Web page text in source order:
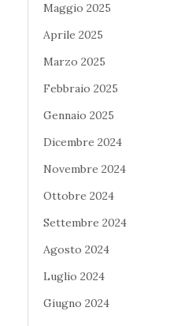
Maggio 2025
Aprile 2025
Marzo 2025
Febbraio 2025
Gennaio 2025
Dicembre 2024
Novembre 2024
Ottobre 2024
Settembre 2024
Agosto 2024
Luglio 2024
Giugno 2024